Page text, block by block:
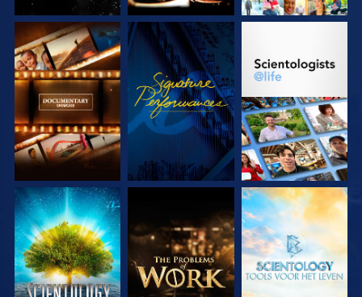
VERKEN DE SERIE KIJK VERKEN DE SERIE
VERKEN DE SERIE VERKEN DE SERIE VERKEN DE SERIE